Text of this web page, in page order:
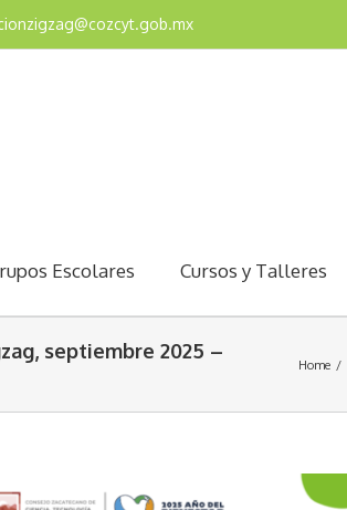
Escolares Cursos y Talleres
septiembre 2025 –
Home /